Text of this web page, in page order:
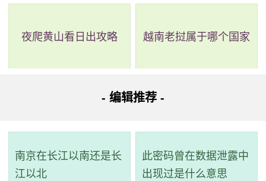
到达目的地。
路线四：全程2.1公里，耗时26分钟，无需换乘。
路线简介：起点 ->步行->番129路（地铁石壁站 至 广州
南汽车客运站(南站北路)站）->步行 -> 到达。
站；步行619米到达目的地。
夜爬黄山看日出攻略 越南老挝属于哪个国家
- 编辑推荐 -
南京在长江以南还是长
江以北
此密码曾在数据泄露中
出现过是什么意思